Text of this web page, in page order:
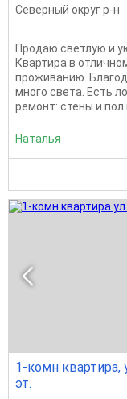
Северный округ р-н
Продаю светлую и
Квартира в
проживанию.
много света. Есть
ремонт: стены и пол
Наталья
1-комн квартира,
эт.